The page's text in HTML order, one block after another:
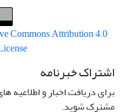
Commons Attribution 4.0
اشتراک خبرنامه
برای دریافت اخبار و اطلاعیه
مشترک شوید.